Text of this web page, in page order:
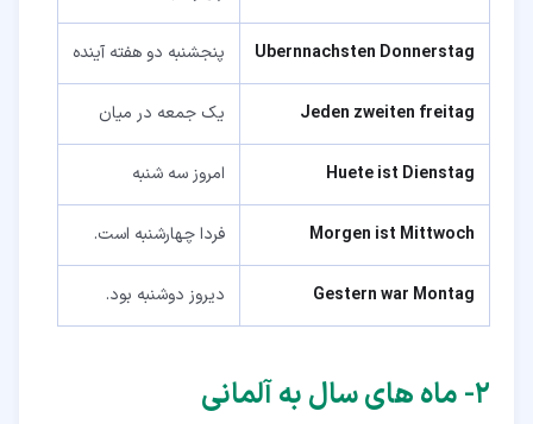
Ubernnachsten Donnerstag پنجشنبه دو هفته آینده
Jeden zweiten freitag یک جمعه در میان
Huete ist Dienstag امروز سه شنبه
Morgen ist Mittwoch فردا چهارشنبه است.
Gestern war Montag دیروز دوشنبه بود.
۲‏- ماه های سال به آلمانی